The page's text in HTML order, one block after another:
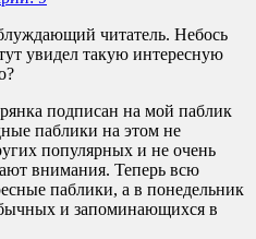
читатель. Небось
увидел такую интересную
подписан на мой паблик
паблики на этом не
популярных и не очень
внимания. Теперь всю
паблики, а в понедельник
и запоминающихся в